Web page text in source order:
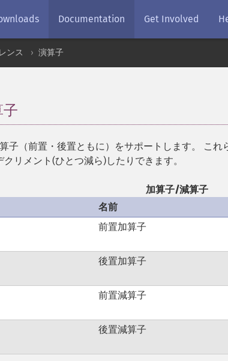
Documentation Get Involved
ンス 演算子
子（前置・後置ともに）をサポートします。 こ
リメント(ひとつ減ら)したりできます。
加算子/減算子
名前
前置加算子
後置加算子
前置減算子
後置減算子